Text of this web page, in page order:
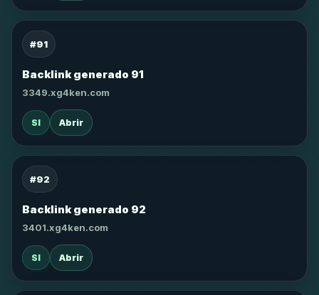
#91
Backlink generado 91
3349.xg4ken.com
SI Abrir
#92
Backlink generado 92
3401.xg4ken.com
SI Abrir